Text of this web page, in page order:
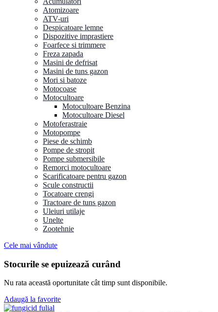
Atomizoare
ATV-uri
Despicatoare lemne
Dispozitive imprastiere
Foarfece si trimmere
Freza zapada
Masini de defrisat
Masini de tuns gazon
Mori si batoze
Motocoase
Motocultoare
Motocultoare Benzina
Motocultoare Diesel
Motoferastraie
Motopompe
Piese de schimb
Pompe de stropit
Pompe submersibile
Remorci motocultoare
Scarificatoare pentru gazon
Scule constructii
Tocatoare crengi
Tractoare de tuns gazon
Uleiuri utilaje
Unelte
Zootehnie
Cele mai vândute
Stocurile se epuizează curând
Nu rata această oportunitate cât timp sunt disponibile.
Adaugă la favorite